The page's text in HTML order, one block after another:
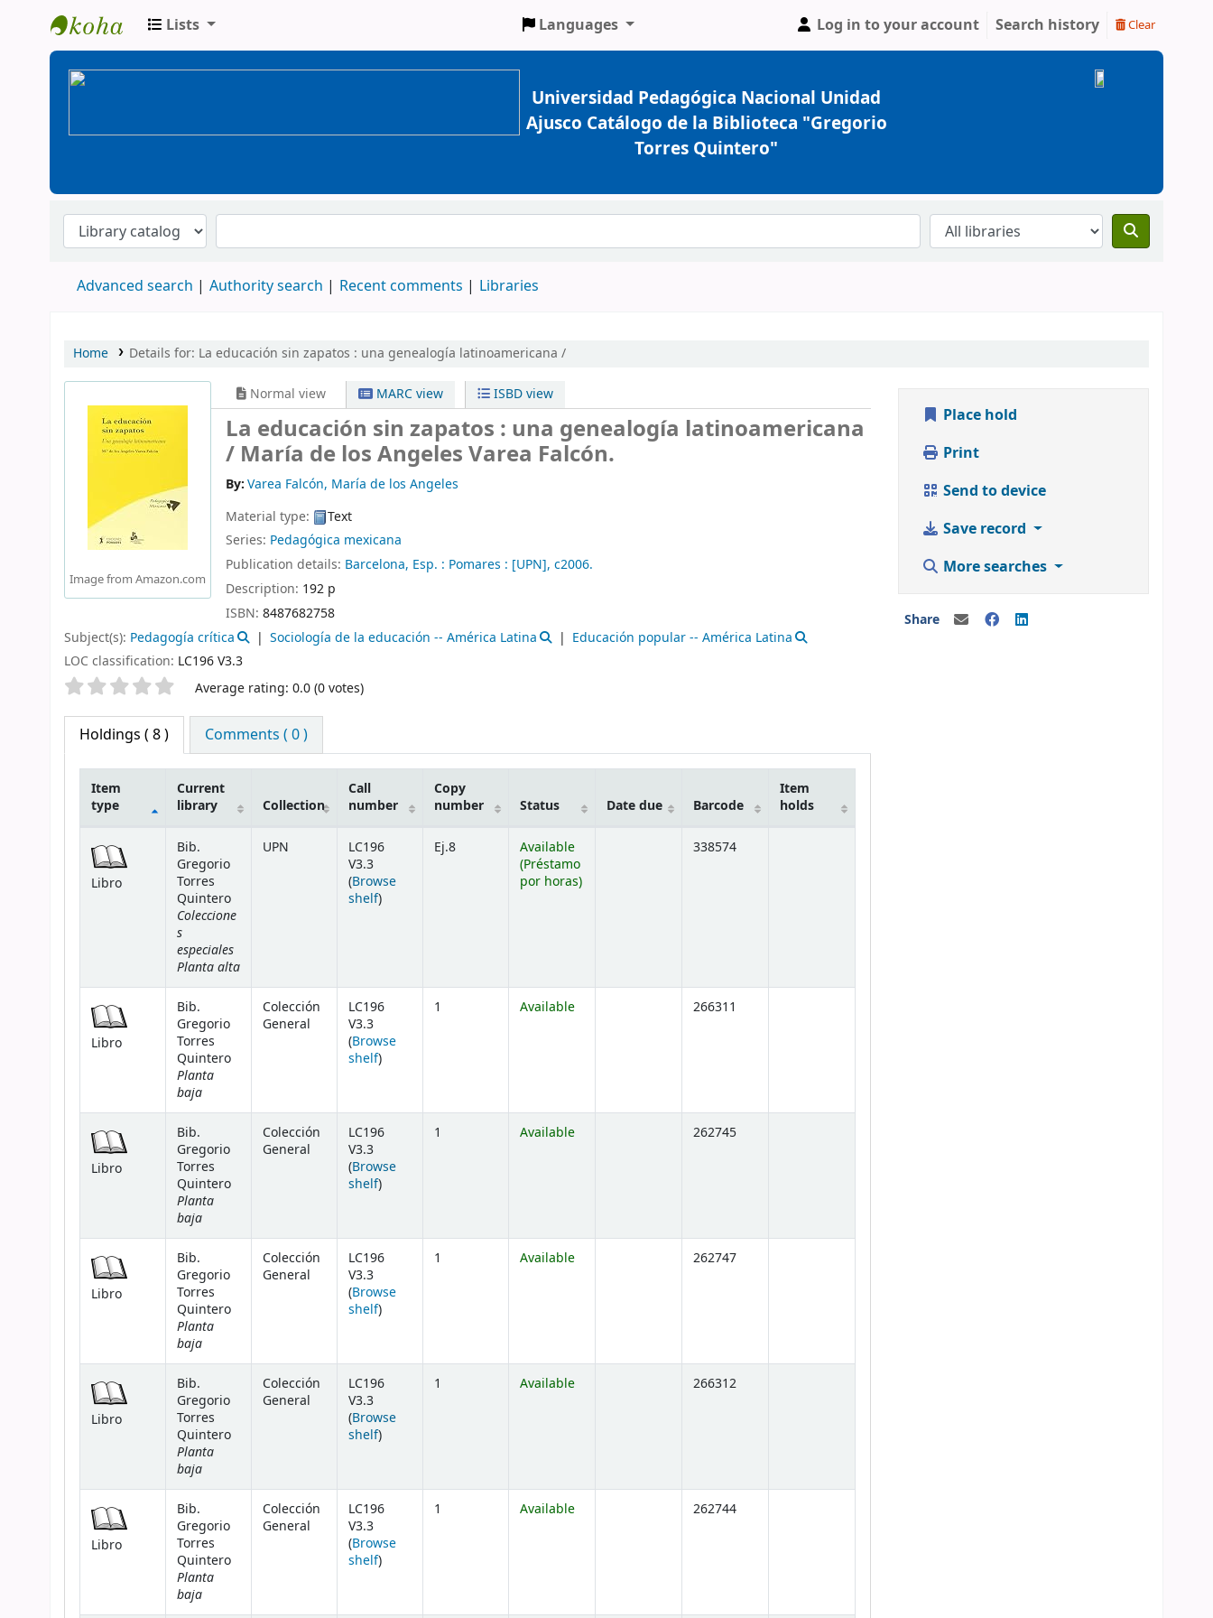
BiblioGTQ
Lists Languages Log in to your account Search history Clear
Universidad Pedagógica Nacional Unidad
Ajusco Catálogo de la Biblioteca "Gregorio
Torres Quintero"
Advanced search Authority search Recent comments Libraries
Home Details for: La educación sin zapatos : una genealogía latinoamericana /
Image from Amazon.com
Normal view MARC view ISBD view
La educación sin zapatos : una genealogía latinoamericana
/ María de los Angeles Varea Falcón.
By:Varea Falcón, María de los Angeles
Material type:
Text
Series: Pedagógica mexicana
Publication details: Barcelona, Esp. : Pomares : [UPN], c2006.
Description: 192 p
ISBN: 8487682758
Subject(s): Pedagogía crítica Sociología de la educación -- América Latina
Educación popular -- América Latina
LOC classification: LC196 V3.3
Star ratings Average rating: 0.0 (0 votes)
Holdings ( 8 ) Comments ( 0 )
Item
type
Current
library
Collection
Call
number
Copy
number
Status Date due Barcode
Item
holds
Libro
Bib.
Gregorio
Torres
Quintero
Coleccione
s
especiales
Planta alta
UPN
LC196
V3.3
(Browse
shelf(Opens below)
)
Ej.8
Available
(Préstamo
por horas)
338574
Libro
Bib.
Gregorio
Torres
Quintero
Planta
baja
Colección
General
LC196
V3.3
(Browse
shelf(Opens below)
)
1 Available 266311
Libro
Bib.
Gregorio
Torres
Quintero
Planta
baja
Colección
General
LC196
V3.3
(Browse
shelf(Opens below)
)
1 Available 262745
Libro
Bib.
Gregorio
Torres
Quintero
Planta
baja
Colección
General
LC196
V3.3
(Browse
shelf(Opens below)
)
1 Available 262747
Libro
Bib.
Gregorio
Torres
Quintero
Planta
baja
Colección
General
LC196
V3.3
(Browse
shelf(Opens below)
)
1 Available 266312
Libro
Bib.
Gregorio
Torres
Quintero
Planta
baja
Colección
General
LC196
V3.3
(Browse
shelf(Opens below)
)
1 Available 262744
Place hold
Print
Send to device
Save record
More searches
Share